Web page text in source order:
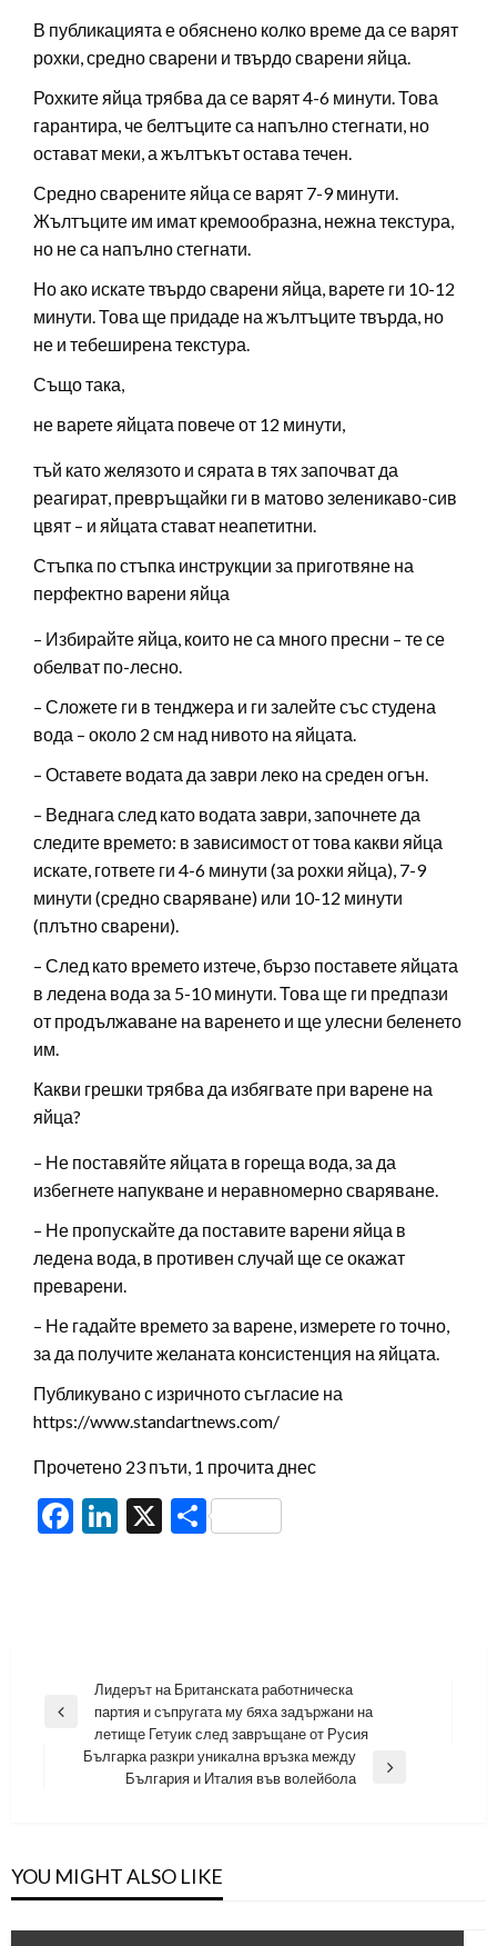
В публикацията е обяснено колко време да се варят
рохки, средно сварени и твърдо сварени яйца.
Рохките яйца трябва да се варят 4-6 минути. Това
гарантира, че белтъците са напълно стегнати, но
остават меки, а жълтъкът остава течен.
Средно сварените яйца се варят 7-9 минути.
Жълтъците им имат кремообразна, нежна текстура,
но не са напълно стегнати.
Но ако искате твърдо сварени яйца, варете ги 10-12
минути. Това ще придаде на жълтъците твърда, но
не и тебеширена текстура.
Също така,
не варете яйцата повече от 12 минути,
тъй като желязото и сярата в тях започват да
реагират, превръщайки ги в матово зеленикаво-сив
цвят – и яйцата стават неапетитни.
Стъпка по стъпка инструкции за приготвяне на
перфектно варени яйца
– Избирайте яйца, които не са много пресни – те се
обелват по-лесно.
– Сложете ги в тенджера и ги залейте със студена
вода – около 2 см над нивото на яйцата.
– Оставете водата да заври леко на среден огън.
– Веднага след като водата заври, започнете да
следите времето: в зависимост от това какви яйца
искате, гответе ги 4-6 минути (за рохки яйца), 7-9
минути (средно сваряване) или 10-12 минути
(плътно сварени).
– След като времето изтече, бързо поставете яйцата
в ледена вода за 5-10 минути. Това ще ги предпази
от продължаване на варенето и ще улесни беленето
им.
Какви грешки трябва да избягвате при варене на
яйца?
– Не поставяйте яйцата в гореща вода, за да
избегнете напукване и неравномерно сваряване.
– Не пропускайте да поставите варени яйца в
ледена вода, в противен случай ще се окажат
преварени.
– Не гадайте времето за варене, измерете го точно,
за да получите желаната консистенция на яйцата.
Публикувано с изричното съгласие на
https://www.standartnews.com/
Прочетено 23 пъти, 1 прочита днес
Facebook
LinkedIn
X Share
Навигация
Previous
Лидерът на Британската работническа
партия и съпругата му бяха задържани на
летище Гетуик след завръщане от Русия
Българка разкри уникална връзка между
България и Италия във волейбола
YOU MIGHT ALSO LIKE